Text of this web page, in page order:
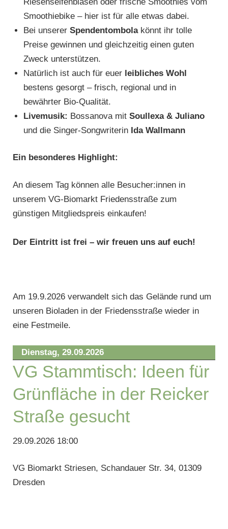
Smoothiebike – hier ist für alle etwas dabei.
Bei unsererSpendentombola könnt ihr tolle
Preise gewinnen und gleichzeitig einen guten
Zweck unterstützen.
Natürlich ist auch für euer leibliches Wohl
bestens gesorgt – frisch, regional und in
bewährter Bio-Qualität.
Livemusik: Bossanova mitSoullexa & Juliano
und die Singer-Songwriterin Ida Wallmann
Ein besonderes Highlight:
An diesem Tag können alle Besucher:innen in
unserem VG-Biomarkt Friedensstraße zum
günstigen Mitgliedspreis einkaufen!
Der Eintritt ist frei – wir freuen uns auf euch!
Am 19.9.2026 verwandelt sich das Gelände rund um
unseren Bioladen in der Friedensstraße wieder in
eine Festmeile.
Dienstag, 29.09.2026
VG Stammtisch: Ideen für
Grünfläche in der Reicker
Straße gesucht
29.09.2026 18:00
VG Biomarkt Striesen, Schandauer Str. 34, 01309
Dresden